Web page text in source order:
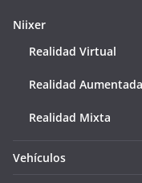
Niixer
Realidad Virtual
Realidad Aumentada
Realidad Mixta
Vehículos